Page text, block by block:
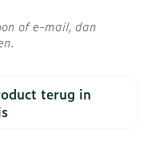
terug in
of e-mail, dan